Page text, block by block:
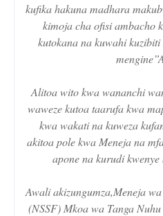
kufika hakuna madhara
kimoja cha ofisi ambacho
kutokana na kuwahi
Alitoa wito kwa wananchi
waweze kutoa taarufa kwa
kwa wakati na kuweza
akitoa pole kwa Meneja na
apone na kurudi
Awali akizungumza,Meneja
(NSSF) Mkoa wa Tanga